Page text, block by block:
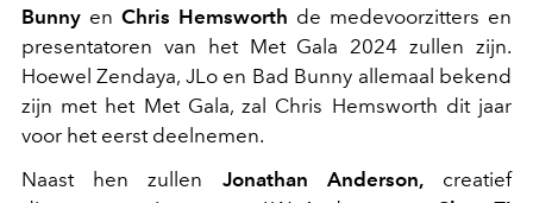
Bunny en Chris Hemsworth de medevoorzitters en
presentatoren van het Met Gala 2024 zullen zijn.
Hoewel Zendaya, JLo en Bad Bunny allemaal bekend
zijn met het Met Gala, zal Chris Hemsworth dit jaar
voor het eerst deelnemen.
Naast hen zullen Jonathan Anderson,creatief